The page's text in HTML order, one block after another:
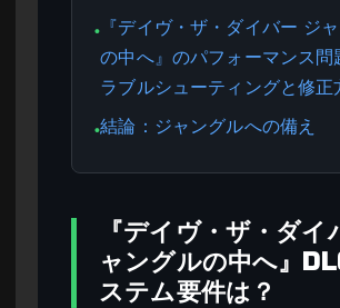
●
『デイヴ・ザ・ダイバー ジ
の中へ』のパフォーマンス問
ラブルシューティングと修正
●結論：ジャングルへの備え
『デイヴ・ザ・ダイ
ャングルの中へ』
ステム要件は？